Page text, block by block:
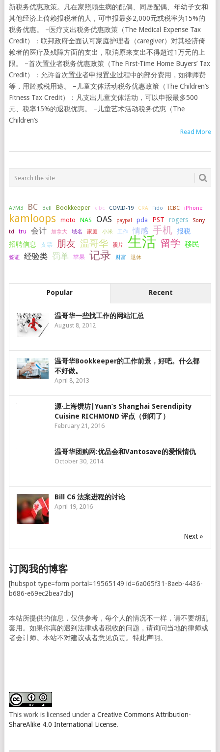
新税务优惠政策。凡在家照顾生病的配偶、同居配偶、年幼子女和
其他经济上倚赖报税者的人，可申报最多2,000元或税率为15%的
税务优惠。 –医疗支出税务优惠政策（The Medical Expense Tax
Credit）：联邦政府全面认可家庭护理者（caregiver）对其经济倚
赖者的医疗及残障方面的支出，取消原来支出不得超过1万元的上
限。 –首次置业者税务优惠政策（The First-Time Home Buyers’ Tax
Credit）：允许首次置业者申报置业过程中的部分费用，如律师费
等，用於减税用途。 –儿童文体活动税务优惠政策（The Children’s
Fitness Tax Credit）：凡支出儿童文体活动，可以申报最多500
元、税率15%的退税优惠。 –儿童艺术活动税务优惠（The
Children’s
Read More
A7M3 BC Bell Bookkeeper cibc COVID-19 CRA Fido ICBC iPhone
kamloops moto NAS OAS paypal pda PST rogers
Sony
td
tru 会计 加拿大 域名 家庭 小米 工作 情感 手机 报税
招聘信息
支票 朋友 温哥华 照片 生活 留学 移民
签证 经验类 罚单 苹果 记录 财富 退休
Popular Recent
温哥华一些找工作的网站汇总
August 8, 2012
温哥华Bookkeeper的工作前景，好吧。什么都
不好做。
April 8, 2013
源·上海馔坊|Yuan’s Shanghai Serendipity
Cuisine RICHMOND 评点（倒闭了）
February 21, 2016
温哥华团购网:优品会和Vantosave的爱恨情仇
October 30, 2014
Bill C6 法案进程的讨论
April 19, 2016
Next »
订阅我的博客
[hubspot type=form portal=19565149 id=6a065f31-8aeb-4436-
b686-e69ec2bea7db]
本站所提供的信息，仅供参考，每个人的情况不一样，请不要胡乱
套用。如果你真的遇到法律或者税收的问题，请询问当地的律师或
者会计师。本站不对建议或者意见负责。特此声明。
This work is licensed under a Creative Commons Attribution-
ShareAlike 4.0 International License.